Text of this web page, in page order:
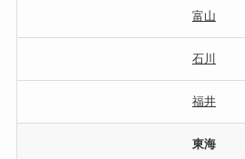
富山
石川
福井
東海